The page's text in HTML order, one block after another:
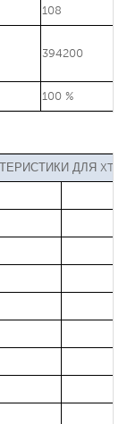
108
394200
100 %
ДЛЯ